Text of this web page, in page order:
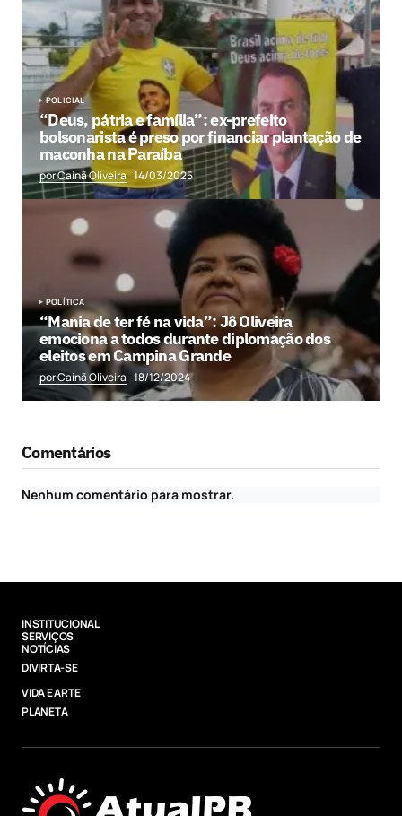
POLICIAL
“Deus, pátria e família”: ex-prefeito
bolsonarista é preso por financiar plantação de
maconha na Paraíba
por Cainã Oliveira 14/03/2025
POLÍTICA
“Mania de ter fé na vida”: Jô Oliveira
emociona a todos durante diplomação dos
eleitos em Campina Grande
por Cainã Oliveira 18/12/2024
Comentários
Nenhum comentário para mostrar.
INSTITUCIONAL
SERVIÇOS
NOTÍCIAS
DIVIRTA-SE
VIDA E ARTE
PLANETA